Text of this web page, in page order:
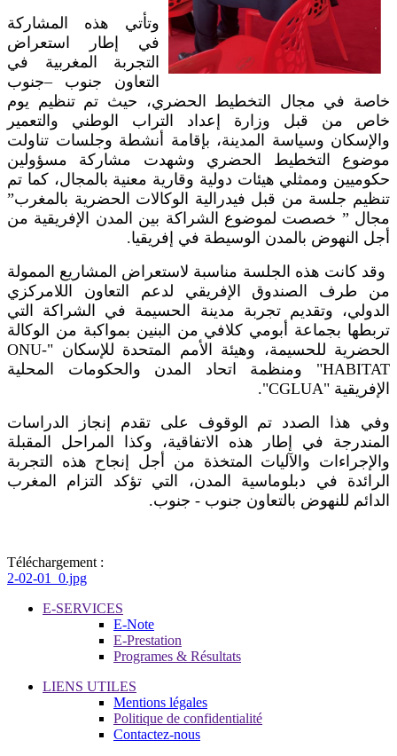
وتأتي هذه المشاركة
في إطار استعراض
التجربة المغربية في
التعاون جنوب –جنوب
خاصة في مجال التخطيط الحضري، حيث تم تنظيم يوم
خاص من قبل وزارة إعداد التراب الوطني والتعمير
والإسكان وسياسة المدينة، بإقامة أنشطة وجلسات تناولت
موضوع التخطيط الحضري وشهدت مشاركة مسؤولين
حكوميين وممثلي هيئات دولية وقارية معنية بالمجال، كما تم
تنظيم جلسة من قبل فيدرالية الوكالات الحضرية بالمغرب”
مجال ” خصصت لموضوع الشراكة بين المدن الإفريقية من
أجل النهوض بالمدن الوسيطة في إفريقيا.
وقد كانت هذه الجلسة مناسبة لاستعراض المشاريع الممولة
من طرف الصندوق الإفريقي لدعم التعاون اللامركزي
الدولي، وتقديم تجربة مدينة الحسيمة في الشراكة التي
تربطها بجماعة أبومي كلافي من البنين بمواكبة من الوكالة
الحضرية للحسيمة، وهيئة الأمم المتحدة للإسكان "ONU-
HABITAT" ومنظمة اتحاد المدن والحكومات المحلية
الإفريقية "CGLUA".
وفي هذا الصدد تم الوقوف على تقدم إنجاز الدراسات
المندرجة في إطار هذه الاتفاقية، وكذا المراحل المقبلة
والإجراءات والآليات المتخذة من أجل إنجاح هذه التجربة
الرائدة في دبلوماسية المدن، التي تؤكد التزام المغرب
الدائم للنهوض بالتعاون جنوب - جنوب.
Téléchargement :
2-02-01_0.jpg
E-SERVICES
E-Note
E-Prestation
Programes & Résultats
LIENS UTILES
Mentions légales
Politique de confidentialité
Contactez-nous